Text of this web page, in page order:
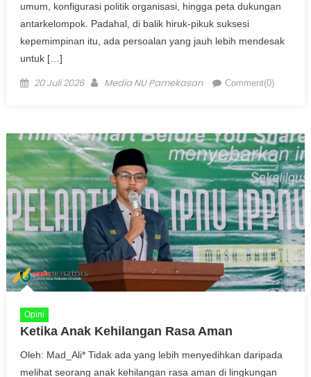
umum, konfigurasi politik organisasi, hingga peta dukungan
antarkelompok. Padahal, di balik hiruk-pikuk suksesi
kepemimpinan itu, ada persoalan yang jauh lebih mendesak
untuk […]
Posted on
20 Juli 2026 Author
Media NU Pamekasan Comment(0)
Opini
Ketika Anak Kehilangan Rasa Aman
Oleh: Mad_Ali* Tidak ada yang lebih menyedihkan daripada
melihat seorang anak kehilangan rasa aman di lingkungan